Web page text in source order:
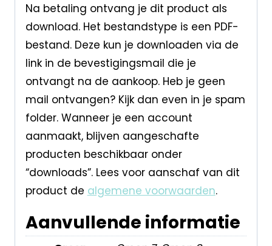
Na betaling ontvang je dit product als
download. Het bestandstype is een PDF-
bestand. Deze kun je downloaden via de
link in de bevestigingsmail die je
ontvangt na de aankoop. Heb je geen
mail ontvangen? Kijk dan even in je spam
folder. Wanneer je een account
aanmaakt, blijven aangeschafte
producten beschikbaar onder
“downloads”. Lees voor aanschaf van dit
product de algemene voorwaarden.
Aanvullende informatie